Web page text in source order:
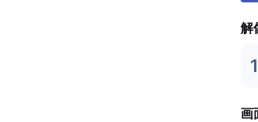
解
画